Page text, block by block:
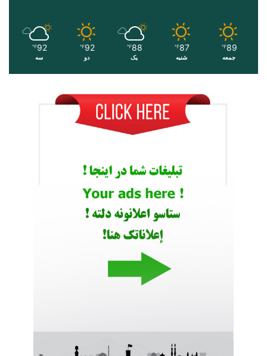
89
℉
جمعه
87
℉
شنبه
88
℉
یک
92
℉
دو
92
℉
سه